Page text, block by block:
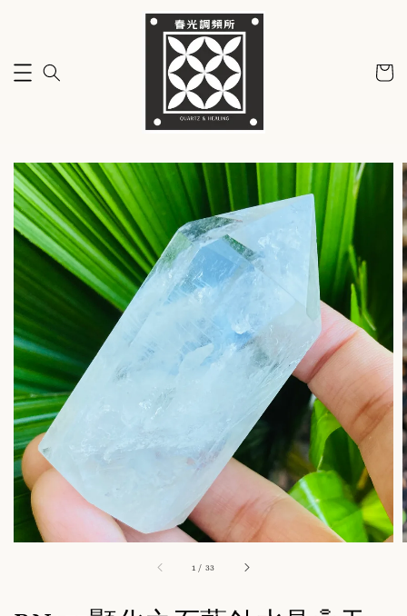
1 / 33